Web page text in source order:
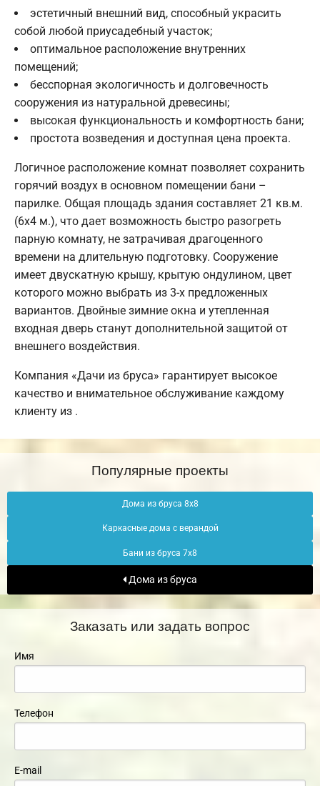
эстетичный внешний вид, способный украсить
собой любой приусадебный участок;
оптимальное расположение внутренних
помещений;
бесспорная экологичность и долговечность
сооружения из натуральной древесины;
высокая функциональность и комфортность бани;
простота возведения и доступная цена проекта.
Логичное расположение комнат позволяет сохранить
горячий воздух в основном помещении бани –
парилке. Общая площадь здания составляет 21 кв.м.
(6х4 м.), что дает возможность быстро разогреть
парную комнату, не затрачивая драгоценного
времени на длительную подготовку. Сооружение
имеет двускатную крышу, крытую ондулином, цвет
которого можно выбрать из 3-х предложенных
вариантов. Двойные зимние окна и утепленная
входная дверь станут дополнительной защитой от
внешнего воздействия.
Компания «Дачи из бруса» гарантирует высокое
качество и внимательное обслуживание каждому
клиенту из .
Популярные проекты
Дома из бруса 8х8
Каркасные дома с верандой
Бани из бруса 7х8
Дома из бруса
Заказать или задать вопрос
Имя
Телефон
E-mail